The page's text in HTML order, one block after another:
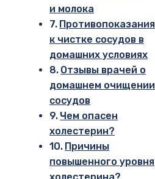
и молока
Противопоказания
к чистке сосудов в
домашних условиях
Отзывы врачей о
домашнем очищении
сосудов
Чем опасен
холестерин?
Причины
повышенного уровня